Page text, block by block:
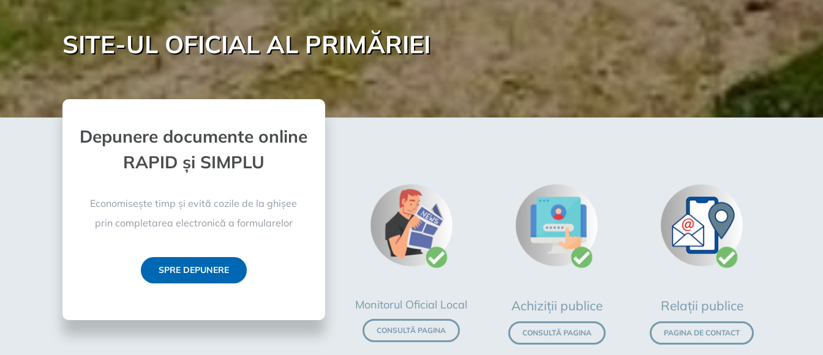
SITE-UL OFICIAL AL PRIMĂRIEI
Depunere documente online
RAPID și SIMPLU
Economisește timp și evită cozile de la ghișee
prin completarea electronică a formularelor
SPRE DEPUNERE
Monitorul Oficial Local
CONSULTĂ PAGINA
Achiziții publice
CONSULTĂ PAGINA
Relații publice
PAGINA DE CONTACT